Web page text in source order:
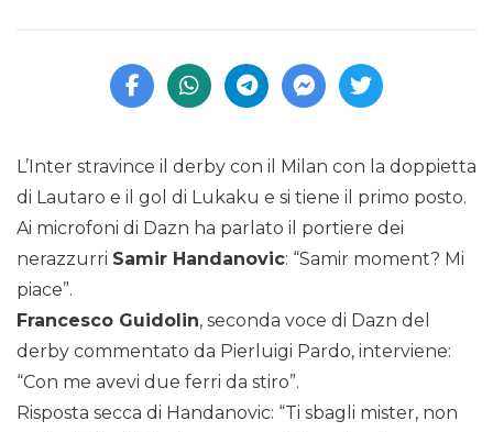
L’Inter stravince il derby con il Milan con la doppietta
di Lautaro e il gol di Lukaku e si tiene il primo posto.
Ai microfoni di Dazn ha parlato il portiere dei
nerazzurri Samir Handanovic: “Samir moment? Mi
piace”.
Francesco Guidolin, seconda voce di Dazn del
derby commentato da Pierluigi Pardo, interviene:
“Con me avevi due ferri da stiro”.
Risposta secca di Handanovic: “Ti sbagli mister, non